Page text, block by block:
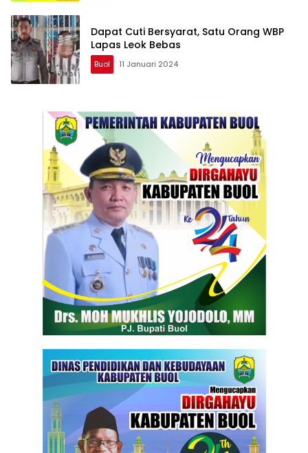
Dapat Cuti Bersyarat, Satu Orang WBP
Lapas Leok Bebas
Buol 11 Januari 2024